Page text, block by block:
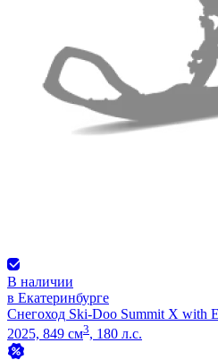
В наличии
в Екатеринбурге
Снегоход Ski-Doo Summit X with
2025, 849 см3, 180 л.с.